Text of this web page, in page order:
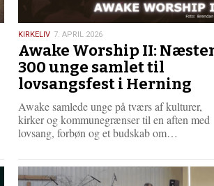
7.
april
2026
KIRKELIV 7. APRIL 2026
Awake Worship II:
300 unge samlet til
lovsangsfest i Herning
Awake samlede unge på tværs af kulturer,
kirker og kommunegrænser til en aften med
lovsang, forbøn og et budskab om…
s
m